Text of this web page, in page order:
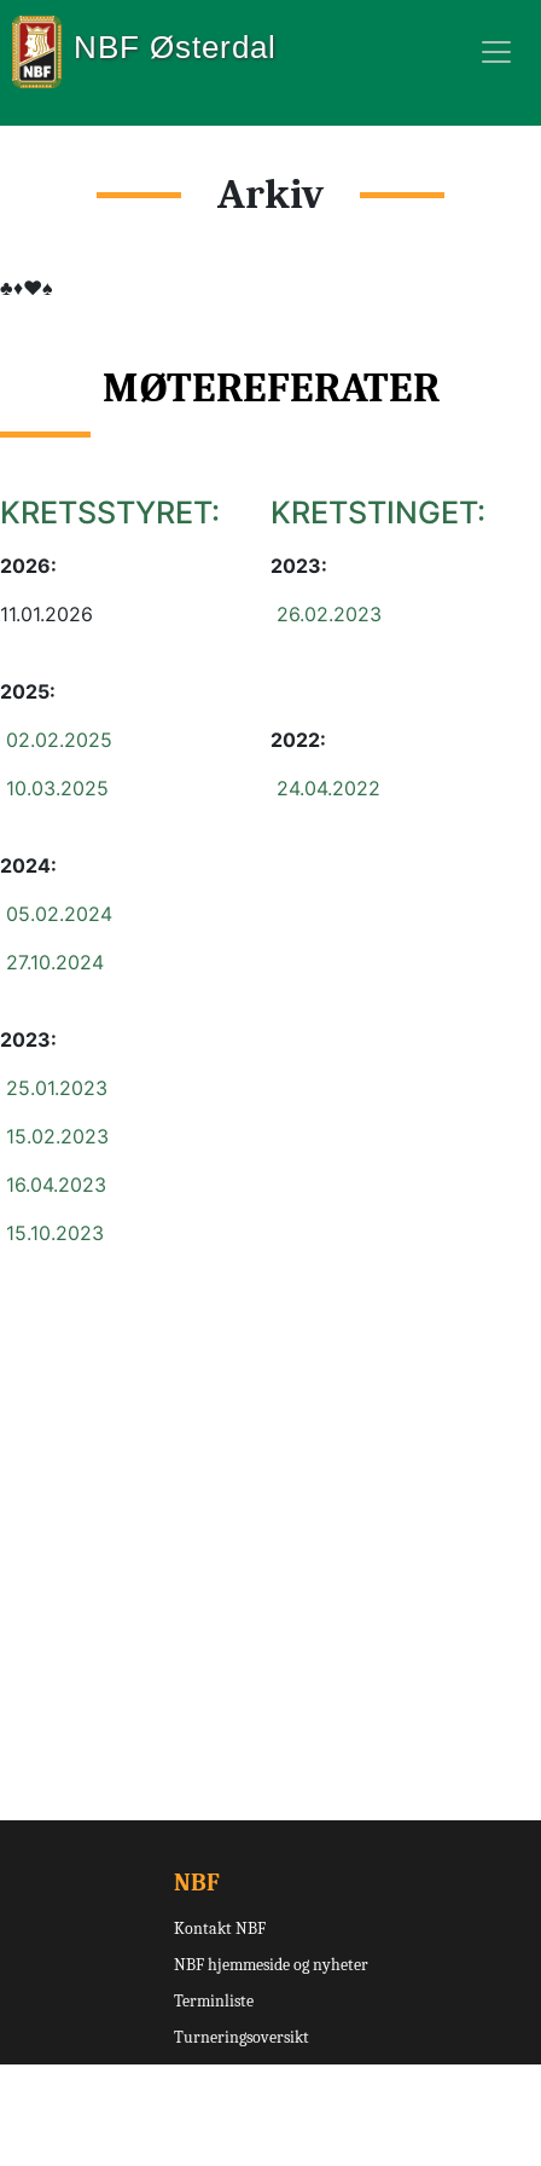
NBF Østerdal
Arkiv
♣️♦️♥️♠️
MØTEREFERATER
KRETSSTYRET:
2026:
11.01.2026
2025:
02.02.2025
10.03.2025
2024:
05.02.2024
27.10.2024
2023:
25.01.2023
15.02.2023
16.04.2023
15.10.2023
KRETSTINGET:
2023:
26.02.2023
2022:
24.04.2022
NBF
Kontakt NBF
NBF hjemmeside og nyheter
Terminliste
Turneringsoversikt